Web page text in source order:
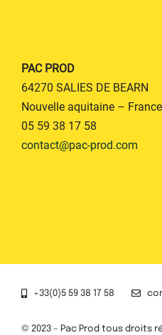
PAC PROD
64270 SALIES DE BEARN
Nouvelle aquitaine – France
05 59 38 17 58
contact@pac-prod.com
+33(0)5 59 38 17 58
© 2023 – Pac Prod tous droits